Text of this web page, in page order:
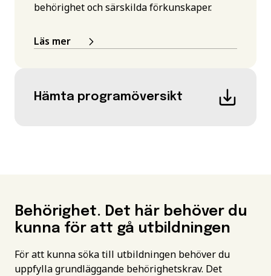
behörighet och särskilda förkunskaper.
Läs mer
Hämta programöversikt
Behörighet. Det här behöver du
kunna för att gå utbildningen
För att kunna söka till utbildningen behöver du
uppfylla grundläggande behörighetskrav. Det